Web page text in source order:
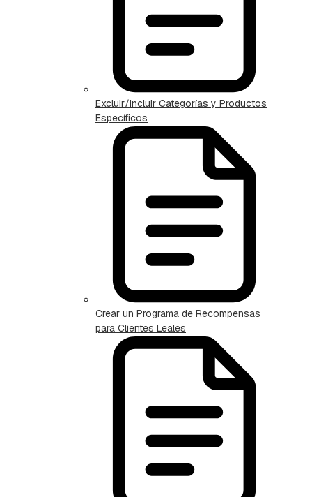
Excluir/Incluir Categorías y Productos
Específicos
Crear un Programa de Recompensas
para Clientes Leales